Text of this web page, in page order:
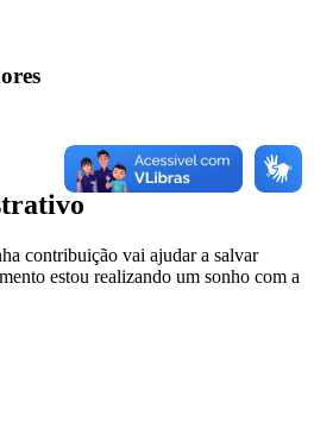
contribuição vai ajudar a salvar
estou realizando um sonho com a